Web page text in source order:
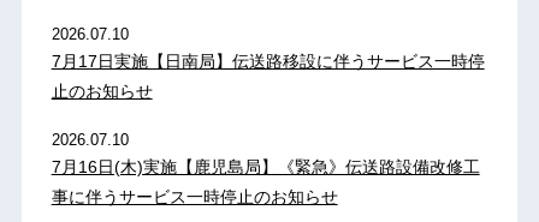
2026.07.10
7月17日実施【日南局】伝送路移設に伴うサービス一時停
止のお知らせ
2026.07.10
7月16日(木)実施【鹿児島局】《緊急》伝送路設備改修工
事に伴うサービス一時停止のお知らせ